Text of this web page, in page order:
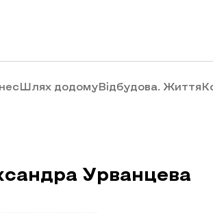
Шлях додомуВідбудова. Життя
Урванцева